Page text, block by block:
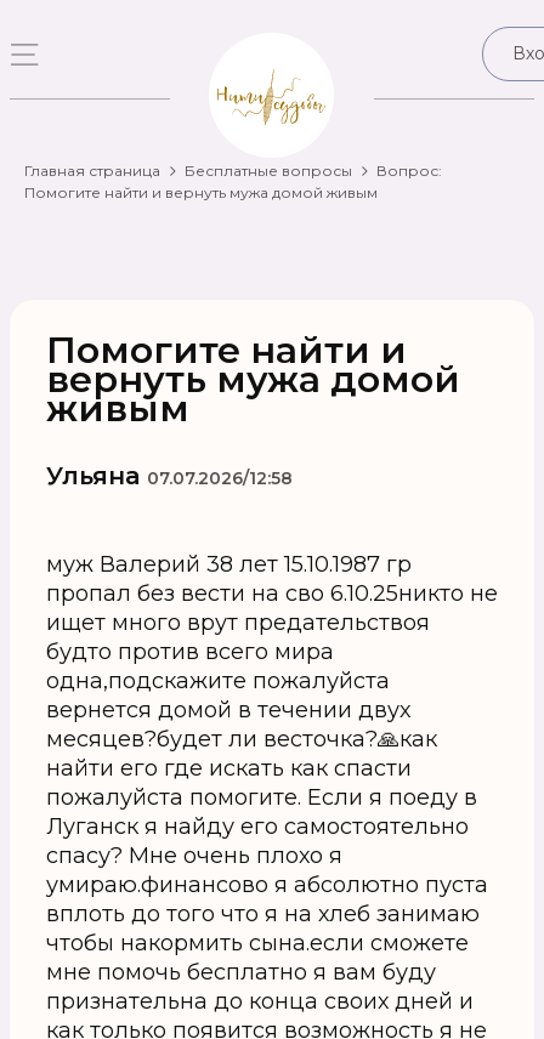
Главная страница Бесплатные вопросы
Вопрос:
Помогите найти и вернуть мужа домой живым
Помогите найти и
вернуть мужа домой
живым
Ульяна 07.07.2026/12:58
муж Валерий 38 лет 15.10.1987 гр
пропал без вести на сво 6.10.25никто не
ищет много врут предательствоя
будто против всего мира
одна,подскажите пожалуйста
вернется домой в течении двух
месяцев?будет ли весточка?🙏как
найти его где искать как спасти
пожалуйста помогите. Если я поеду в
Луганск я найду его самостоятельно
спасу? Мне очень плохо я
умираю.финансово я абсолютно пуста
вплоть до того что я на хлеб занимаю
чтобы накормить сына.если сможете
мне помочь бесплатно я вам буду
признательна до конца своих дней и
как только появится возможность я не